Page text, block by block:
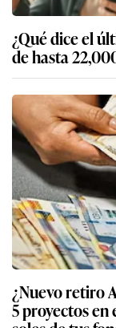
¿Qué dice el
de hasta
¿Nuevo retiro
5 proyectos en